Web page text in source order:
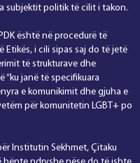
subjektit politik të cilit i takon.
është në procedurë të
Etikës, i cili sipas saj do të jetë
të strukturave dhe
“ku janë të specifikuara
e komunikimit dhe gjuha e
për komunitetin LGBT+ po
Institutin Sekhmet, Çitaku